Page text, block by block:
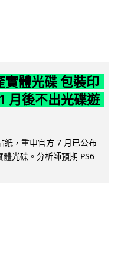
體光碟 包裝印
月後不出光碟遊
紙，重申官方 7 月已公布
光碟。分析師預期 PS6